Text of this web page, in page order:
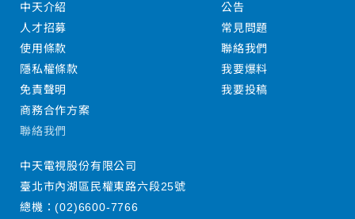
中天介紹
人才招募
使用條款
隱私權條款
免責聲明
商務合作方案
公告
常見問題
聯絡我們
我要爆料
我要投稿
聯絡我們
中天電視股份有限公司
臺北市內湖區民權東路六段25號
總機：(02)6600-7766